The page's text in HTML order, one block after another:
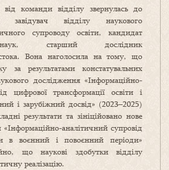
команди відділу звернулась до
завідувач відділу наукового
супроводу освіти, кандидат
наук, старший дослідник
Вона наголосила на тому, що
за результатами констатувальних
дослідження «Інформаційно-
цифрової трансформації освіти і
і зарубіжний досвід» (2023–2025)
результати та зініційовано нове
аналітичний супровід
в воєнний і повоєнний періоди»
що наукові здобутки відділу
реалізацію.